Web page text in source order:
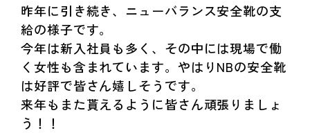
昨年に引き続き、ニューバランス安全靴の支
給の様子です。
今年は新入社員も多く、その中には現場で働
く女性も含まれています。やはりNBの安全靴
は好評で皆さん嬉しそうです。
来年もまた貰えるように皆さん頑張りましょ
う！！